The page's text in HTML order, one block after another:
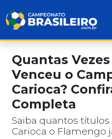
Quantas
Venceu o
Carioca?
Completa
Saiba quantos
Carioca o Flamengo